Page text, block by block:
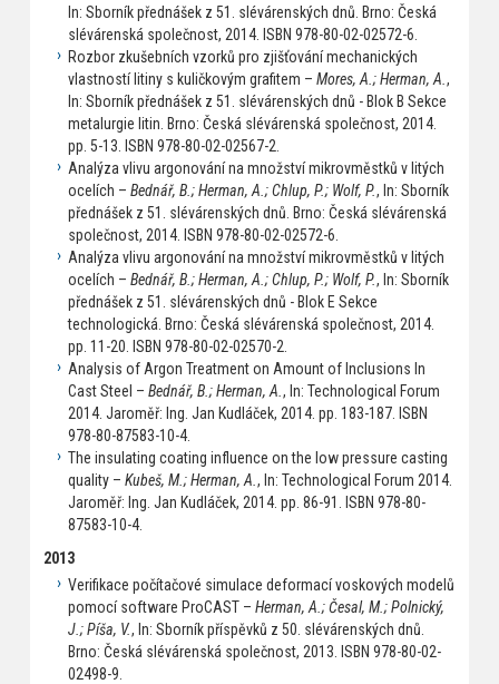
In: Sborník přednášek z 51. slévárenských dnů. Brno: Česká
slévárenská společnost, 2014. ISBN 978-80-02-02572-6.
Rozbor zkušebních vzorků pro zjišťování mechanických
vlastností litiny s kuličkovým grafitem – Mores, A.; Herman, A. ,
In: Sborník přednášek z 51. slévárenských dnů - Blok B Sekce
metalurgie litin. Brno: Česká slévárenská společnost, 2014.
pp. 5-13. ISBN 978-80-02-02567-2.
Analýza vlivu argonování na množství mikrovměstků v litých
ocelích – Bednář, B.; Herman, A.; Chlup, P.; Wolf, P., In: Sborník
přednášek z 51. slévárenských dnů. Brno: Česká slévárenská
společnost, 2014. ISBN 978-80-02-02572-6.
Analýza vlivu argonování na množství mikrovměstků v litých
ocelích – Bednář, B.; Herman, A.; Chlup, P.; Wolf, P., In: Sborník
přednášek z 51. slévárenských dnů - Blok E Sekce
technologická. Brno: Česká slévárenská společnost, 2014.
pp. 11-20. ISBN 978-80-02-02570-2.
Analysis of Argon Treatment on Amount of Inclusions In
Cast Steel – Bednář, B.; Herman, A. , In: Technological Forum
2014. Jaroměř: Ing. Jan Kudláček, 2014. pp. 183-187. ISBN
978-80-87583-10-4.
The insulating coating influence on the low pressure casting
quality – Kubeš, M.; Herman, A. , In: Technological Forum 2014.
Jaroměř: Ing. Jan Kudláček, 2014. pp. 86-91. ISBN 978-80-
87583-10-4.
2013
Verifikace počítačové simulace deformací voskových modelů
pomocí software ProCAST – Herman, A.; Česal, M.; Polnický,
J.; Píša, V., In: Sborník příspěvků z 50. slévárenských dnů.
Brno: Česká slévárenská společnost, 2013. ISBN 978-80-02-
02498-9.